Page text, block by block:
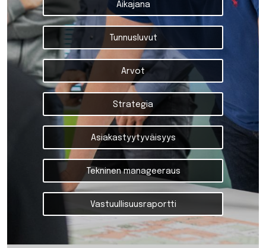
Aikajana
Tunnusluvut
Arvot
Strategia
Asiakastyytyväisyys
Tekninen manageeraus
Vastuullisuusraportti